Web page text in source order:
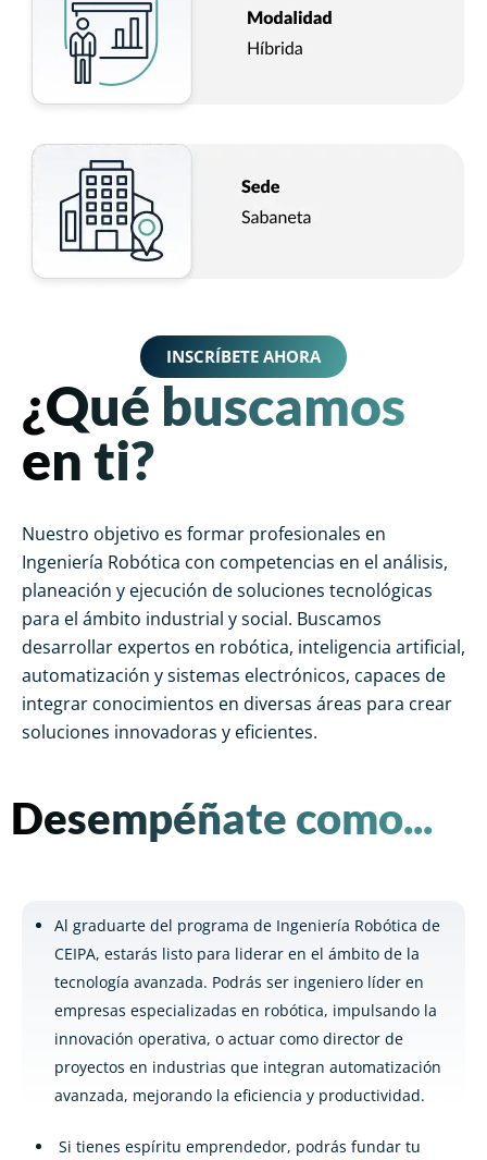
INSCRÍBETE AHORA
¿Qué buscamos
en ti?
Nuestro objetivo es formar profesionales en
Ingeniería Robótica con competencias en el análisis,
planeación y ejecución de soluciones tecnológicas
para el ámbito industrial y social. Buscamos
desarrollar expertos en robótica, inteligencia artificial,
automatización y sistemas electrónicos, capaces de
integrar conocimientos en diversas áreas para crear
soluciones innovadoras y eficientes.
Desempéñate como...
Al graduarte del programa de Ingeniería Robótica de
CEIPA, estarás listo para liderar en el ámbito de la
tecnología avanzada. Podrás ser ingeniero líder en
empresas especializadas en robótica, impulsando la
innovación operativa, o actuar como director de
proyectos en industrias que integran automatización
avanzada, mejorando la eficiencia y productividad.
Si tienes espíritu emprendedor, podrás fundar tu